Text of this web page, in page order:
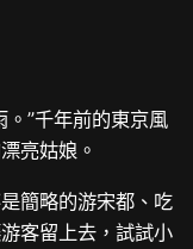
。”千年前的東京風
亮姑娘。
簡略的游宋都、吃
客留上去，試試小